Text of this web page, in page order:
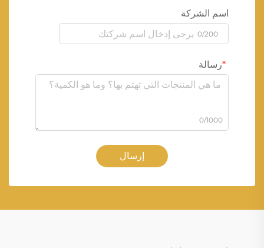
اسم الشركة
0/200
رسالة
0/1000
إرسال